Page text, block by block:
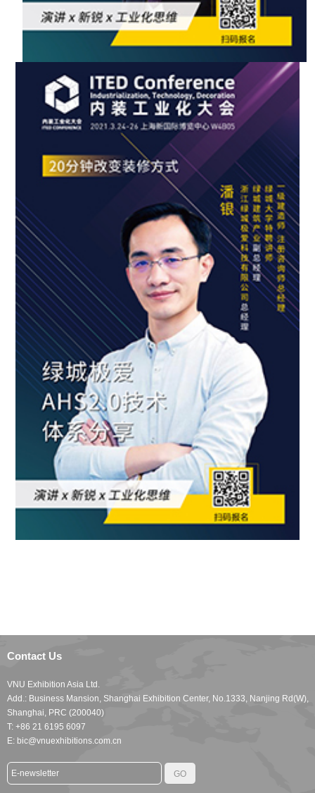
Contact Us
VNU Exhibition Asia Ltd.
Add.: Business Mansion, Shanghai Exhibition Center, No.1333, Nanjing Rd(W),
Shanghai, PRC (200040)
T: +86 21 6195 6097
E: bic@vnuexhibitions.com.cn